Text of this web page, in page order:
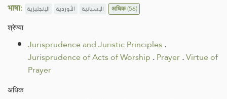
भाषा: الإنجليزية الأوردية الإسبانية अधिक(56)
श्रेण्या
Jurisprudence and Juristic Principles.
Jurisprudence of Acts of Worship .Prayer.Virtue of
Prayer
अधिक